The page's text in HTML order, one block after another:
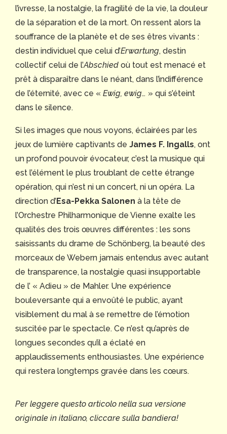
l’ivresse, la nostalgie, la fragilité de la vie, la douleur
de la séparation et de la mort. On ressent alors la
souffrance de la planète et de ses êtres vivants :
destin individuel que celui d’Erwartung, destin
collectif celui de l’Abschied où tout est menacé et
prêt à disparaître dans le néant, dans l’indifférence
de l’éternité, avec ce « Ewig, ewig… » qui s’éteint
dans le silence.
Si les images que nous voyons, éclairées par les
jeux de lumière captivants de James F. Ingalls, ont
un profond pouvoir évocateur, c’est la musique qui
est l’élément le plus troublant de cette étrange
opération, qui n’est ni un concert, ni un opéra. La
direction d’Esa-Pekka Salonen à la tête de
l’Orchestre Philharmonique de Vienne exalte les
qualités des trois œuvres différentes : les sons
saisissants du drame de Schönberg, la beauté des
morceaux de Webern jamais entendus avec autant
de transparence, la nostalgie quasi insupportable
de l’ « Adieu » de Mahler. Une expérience
bouleversante qui a envoûté le public, ayant
visiblement du mal à se remettre de l’émotion
suscitée par le spectacle. Ce n’est qu’après de
longues secondes qu’il a éclaté en
applaudissements enthousiastes. Une expérience
qui restera longtemps gravée dans les cœurs.
Per leggere questo articolo nella sua versione
originale in italiano, cliccare sulla bandiera!